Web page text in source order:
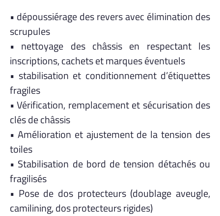
• dépoussiérage des revers avec élimination des
scrupules
• nettoyage des châssis en respectant les
inscriptions, cachets et marques éventuels
• stabilisation et conditionnement d’étiquettes
fragiles
• Vérification, remplacement et sécurisation des
clés de châssis
• Amélioration et ajustement de la tension des
toiles
• Stabilisation de bord de tension détachés ou
fragilisés
• Pose de dos protecteurs (doublage aveugle,
camilining, dos protecteurs rigides)